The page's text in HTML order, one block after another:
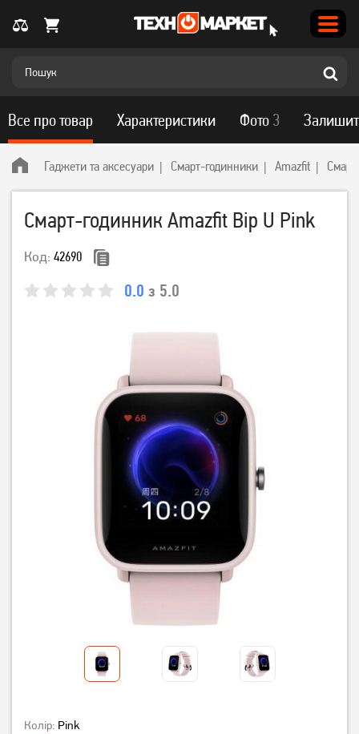
Гаджети та аксесуари Смарт-годинники Amazfit
Смарт-годинник Amazfit Bip U Pink
Код: 42690
0.0 з 5.0
Все про товар Характеристики Фото 3
Колір: Pink